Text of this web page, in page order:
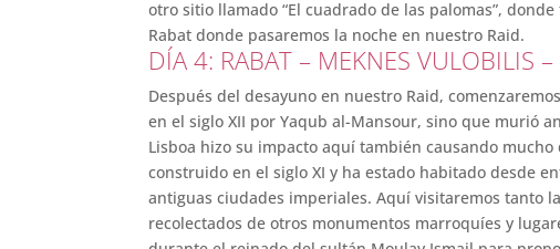
otro sitio llamado “El cuadrado de las palomas”,
Rabat donde pasaremos la noche en nuestro Raid.
DÍA 4: RABAT – MEKNES VULOBILIS –
Después del desayuno en nuestro Raid,
en el siglo XII por Yaqub al-Mansour, sino que murió
Lisboa hizo su impacto aquí también causando
construido en el siglo XI y ha estado habitado desde
antiguas ciudades imperiales. Aquí visitaremos tanto
recolectados de otros monumentos marroquíes y